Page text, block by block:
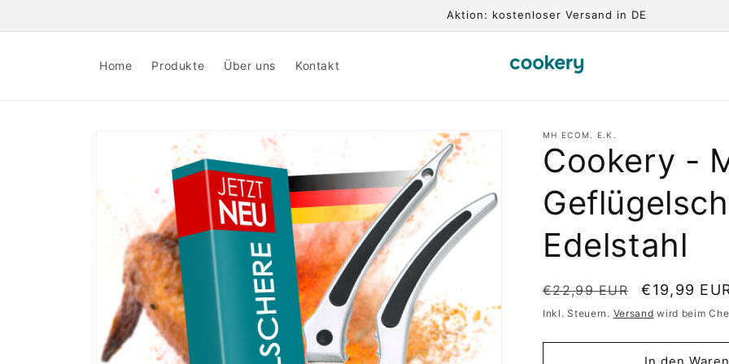
Inhalt
Aktion: kostenloser Versand in DE
Home Produkte Über uns Kontakt
Produktinformationen
MH ECOM. E.K.
Cookery -
Edelstahl
Normaler
Preis
€22,99 EUR €19,99
Inkl. Steuern. Versand wird beim
In den